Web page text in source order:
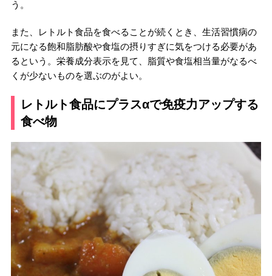
う。
また、レトルト食品を食べることが続くとき、生活習慣病の
元になる飽和脂肪酸や食塩の摂りすぎに気をつける必要があ
るという。栄養成分表示を見て、脂質や食塩相当量がなるべ
くが少ないものを選ぶのがよい。
レトルト食品にプラスαで免疫力アップする
食べ物